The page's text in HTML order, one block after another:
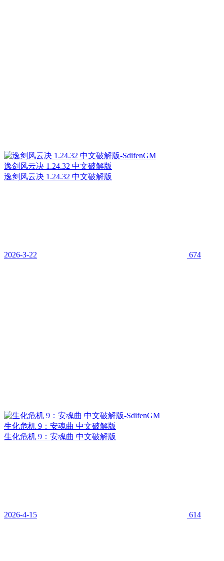
逸剑风云决 1.24.32 中文破解版
逸剑风云决 1.24.32 中文破解版
2026-3-22 674
生化危机 9：安魂曲 中文破解版
生化危机 9：安魂曲 中文破解版
2026-4-15 614